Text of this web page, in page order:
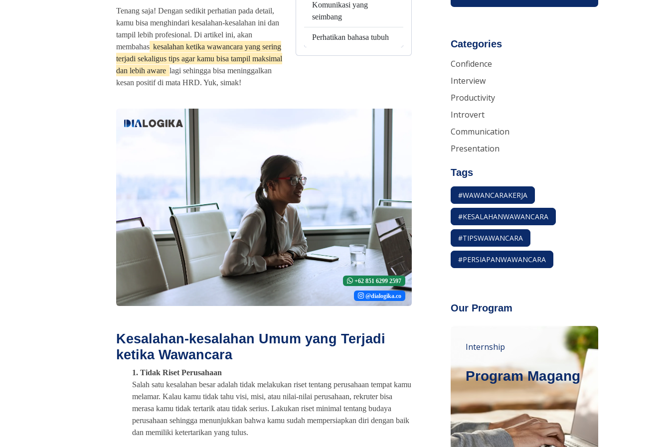
Tenang saja! Dengan sedikit perhatian pada detail,
kamu bisa menghindari kesalahan-kesalahan ini dan
tampil lebih profesional. Di artikel ini, akan
membahas kesalahan ketika wawancara yang sering
terjadi sekaligus tips agar kamu bisa tampil maksimal
dan lebih aware lagi sehingga bisa meninggalkan
kesan positif di mata HRD. Yuk, simak!
Komunikasi yang
seimbang
Perhatikan bahasa tubuh
+62 851 6299 2597
@dialogika.co
Kesalahan-kesalahan Umum yang Terjadi
ketika Wawancara
1. Tidak Riset Perusahaan
Salah satu kesalahan besar adalah tidak melakukan riset tentang perusahaan tempat kamu
melamar. Kalau kamu tidak tahu visi, misi, atau nilai-nilai perusahaan, rekruter bisa
merasa kamu tidak tertarik atau tidak serius. Lakukan riset minimal tentang budaya
perusahaan sehingga menunjukkan bahwa kamu sudah mempersiapkan diri dengan baik
dan memiliki ketertarikan yang tulus.
Categories
Confidence
Interview
Productivity
Introvert
Communication
Presentation
Tags
#WAWANCARAKERJA
#KESALAHANWAWANCARA
#TIPSWAWANCARA
#PERSIAPANWAWANCARA
Our Program
Internship
Program Magang